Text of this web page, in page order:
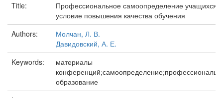
Title:
Профессиональное самоопределение учащихся
условие повышения качества обучения
Authors:
Молчан, Л. В.
Давидовский, А. Е.
Keywords:
материалы
образование